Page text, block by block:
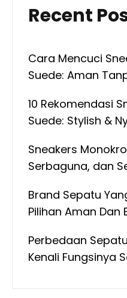
Recent
Cara Mencuci
Suede: Aman
10 Rekomendasi
Suede: Stylish &
Sneakers
Serbaguna, dan
Brand Sepatu
Pilihan Aman Dan
Perbedaan
Kenali Fungsinya